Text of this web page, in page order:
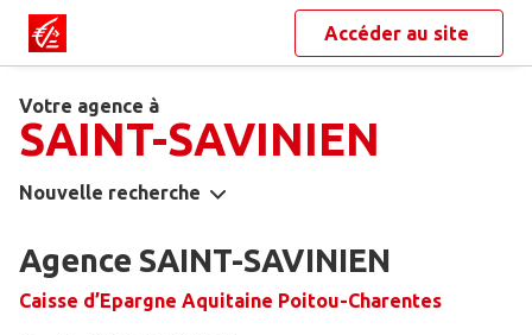
Accéder au site
Votre agence à
SAINT-SAVINIEN
Nouvelle recherche
Agence SAINT-SAVINIEN
Caisse d’Epargne Aquitaine Poitou-Charentes